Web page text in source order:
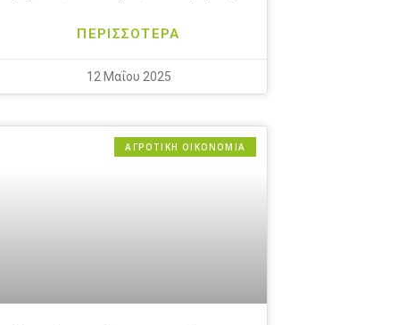
ΠΕΡΙΣΣΟΤΕΡΑ
12 Μαΐου 2025
ΑΓΡΟΤΙΚΗ ΟΙΚΟΝΟΜΙΑ